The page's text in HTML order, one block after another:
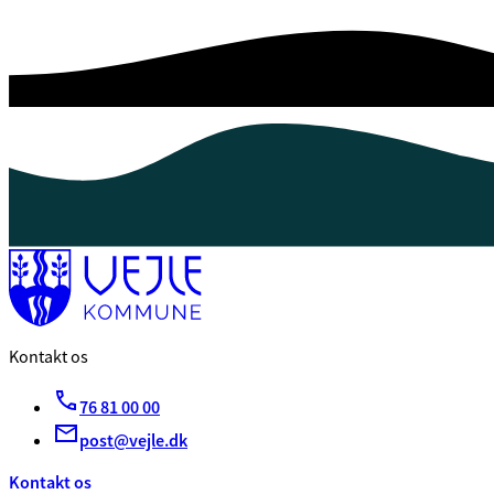
Kontakt os
76 81 00 00
post@vejle.dk
Kontakt os